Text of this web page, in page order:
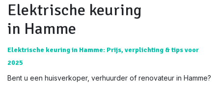
Elektrische keuring
in Hamme
Elektrische keuring in Hamme: Prijs, verplichting & tips voor
2025
Bent u een huisverkoper, verhuurder of renovateur in Hamme?